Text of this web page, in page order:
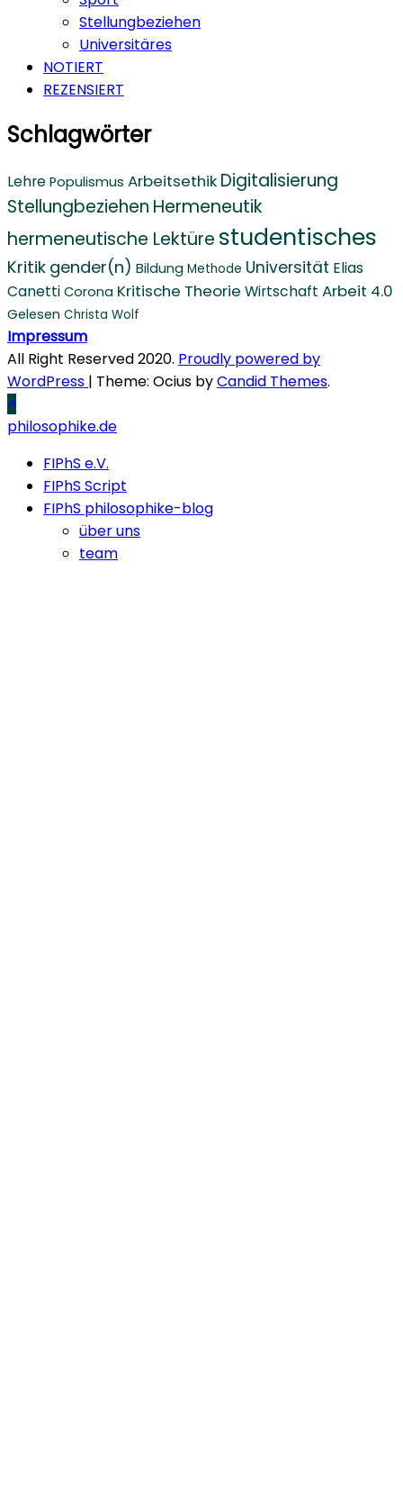
Stellungbeziehen
Universitäres
NOTIERT
REZENSIERT
Schlagwörter
Lehre Populismus Arbeitsethik Digitalisierung
Stellungbeziehen Hermeneutik
hermeneutische Lektüre studentisches
Kritik gender(n) Bildung Methode Universität Elias
Canetti Corona Kritische Theorie Wirtschaft Arbeit 4.0
Gelesen Christa Wolf
Impressum
All Right Reserved 2020. Proudly powered by
WordPress | Theme: Ocius byCandid Themes.
philosophike.de
FIPhS e.V.
FIPhS Script
FIPhS philosophike-blog
über uns
team